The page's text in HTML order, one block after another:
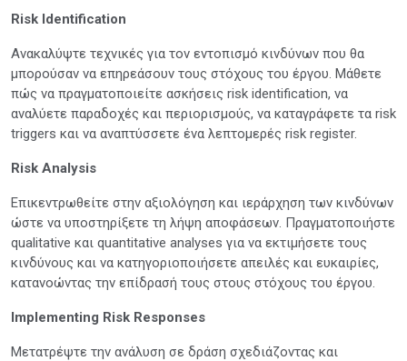
Risk Identification
Ανακαλύψτε τεχνικές για τον εντοπισμό κινδύνων που θα
μπορούσαν να επηρεάσουν τους στόχους του έργου. Μάθετε
πώς να πραγματοποιείτε ασκήσεις risk identification, να
αναλύετε παραδοχές και περιορισμούς, να καταγράφετε τα risk
triggers και να αναπτύσσετε ένα λεπτομερές risk register.
Risk Analysis
Επικεντρωθείτε στην αξιολόγηση και ιεράρχηση των κινδύνων
ώστε να υποστηρίξετε τη λήψη αποφάσεων. Πραγματοποιήστε
qualitative και quantitative analyses για να εκτιμήσετε τους
κινδύνους και να κατηγοριοποιήσετε απειλές και ευκαιρίες,
κατανοώντας την επίδρασή τους στους στόχους του έργου.
Implementing Risk Responses
Μετατρέψτε την ανάλυση σε δράση σχεδιάζοντας και